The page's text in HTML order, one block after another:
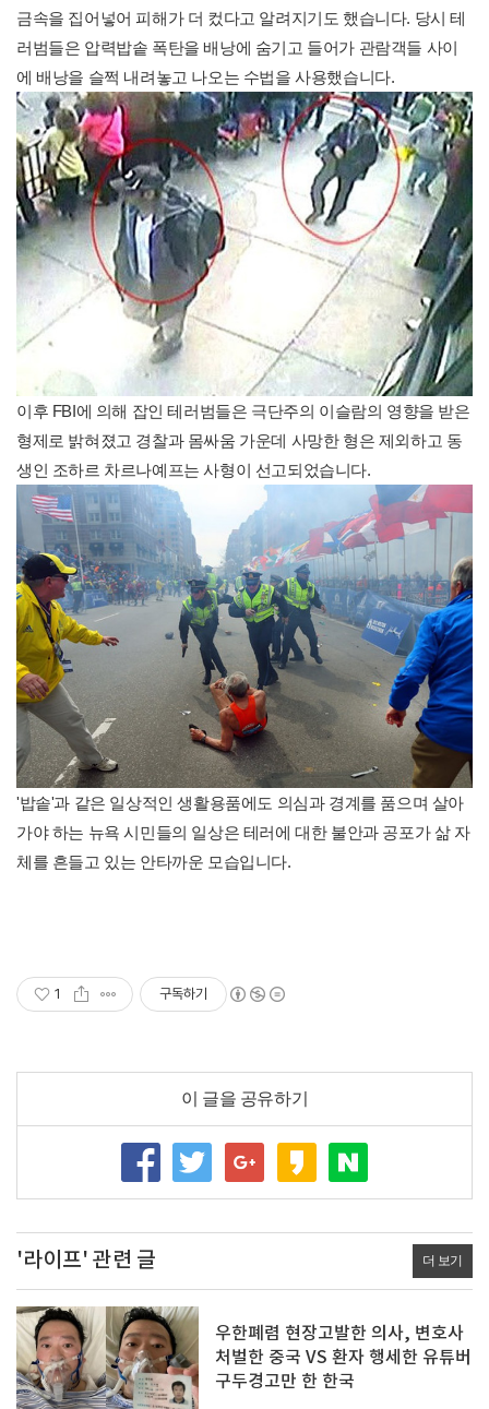
금속을 집어넣어 피해가 더 컸다고 알려지기도 했습니다. 당시 테
러범들은 압력밥솥 폭탄을 배낭에 숨기고 들어가 관람객들 사이
에 배낭을 슬쩍 내려놓고 나오는 수법을 사용했습니다.
이후 FBI에 의해 잡인 테러범들은 극단주의 이슬람의 영향을 받은
형제로 밝혀졌고 경찰과 몸싸움 가운데 사망한 형은 제외하고 동
생인 조하르 차르나예프는 사형이 선고되었습니다.
'밥솥'과 같은 일상적인 생활용품에도 의심과 경계를 품으며 살아
가야 하는 뉴욕 시민들의 일상은 테러에 대한 불안과 공포가 삶 자
체를 흔들고 있는 안타까운 모습입니다.
1 구독하기
이 글을 공유하기
'라이프' 관련 글 더 보기
우한폐렴 현장고발한 의사, 변호사
처벌한 중국 VS 환자 행세한 유튜버
구두경고만 한 한국